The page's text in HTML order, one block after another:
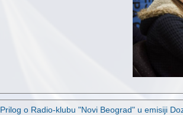
Prilog o Radio-klubu "Novi Beograd" u emisiji